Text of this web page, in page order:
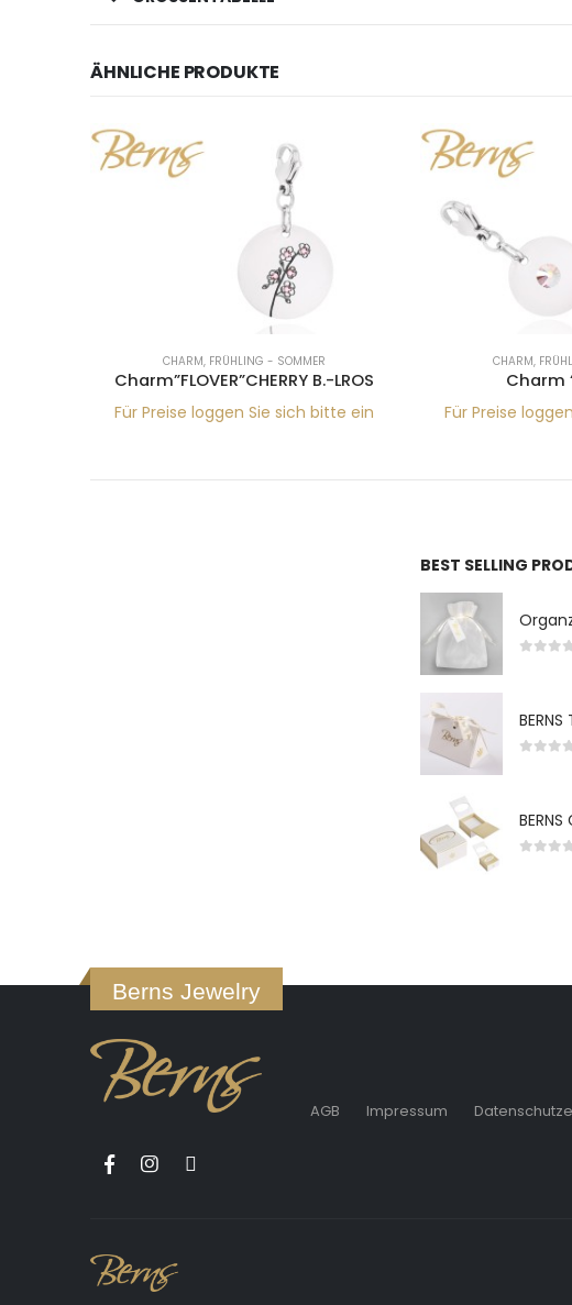
ÄHNLICHE PRODUKTE
CHARM, FRÜHLING - SOMMER
Charm”FLOVER”CHERRY B.-LROS
Für Preise loggen Sie sich bitte ein
CHARM,
Charm
Für Preise
BEST SELLING
Berns Jewelry
AGB Impressum